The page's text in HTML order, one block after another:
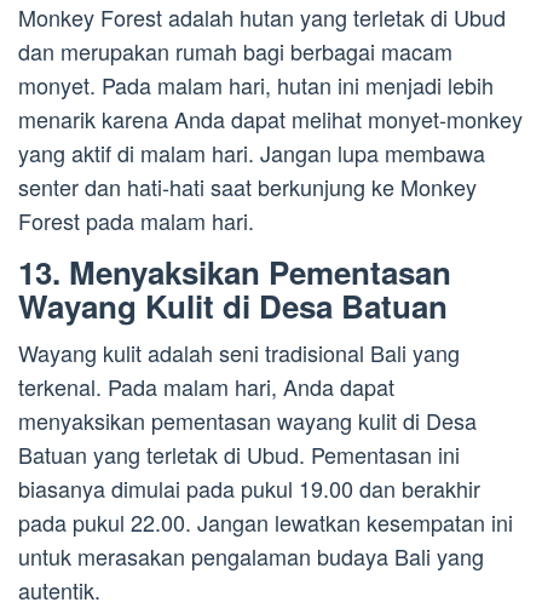
Monkey Forest adalah hutan yang terletak di Ubud
dan merupakan rumah bagi berbagai macam
monyet. Pada malam hari, hutan ini menjadi lebih
menarik karena Anda dapat melihat monyet-monkey
yang aktif di malam hari. Jangan lupa membawa
senter dan hati-hati saat berkunjung ke Monkey
Forest pada malam hari.
13. Menyaksikan Pementasan
Wayang Kulit di Desa Batuan
Wayang kulit adalah seni tradisional Bali yang
terkenal. Pada malam hari, Anda dapat
menyaksikan pementasan wayang kulit di Desa
Batuan yang terletak di Ubud. Pementasan ini
biasanya dimulai pada pukul 19.00 dan berakhir
pada pukul 22.00. Jangan lewatkan kesempatan ini
untuk merasakan pengalaman budaya Bali yang
autentik.